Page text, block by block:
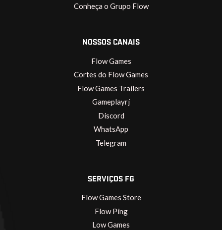
Conheça o Grupo Flow
NOSSOS CANAIS
Flow Games
Cortes do Flow Games
Flow Games Trailers
Gameplayrj
Discord
WhatsApp
Telegram
SERVIÇOS FG
Flow Games Store
Flow Ping
Low Games